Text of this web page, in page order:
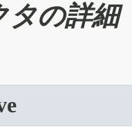
タの詳細